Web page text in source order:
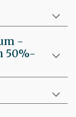
-
50%-